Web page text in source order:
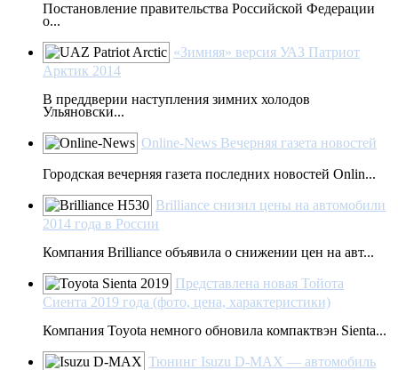
Постановление правительства Российской Федерации
о...
«Зимняя» версия УАЗ Патриот
Арктик 2014
В преддверии наступления зимних холодов
Ульяновски...
Online-News Вечерняя газета новостей
Городская вечерняя газета последних новостей Onlin...
Brilliance снизил цены на автомобили
2014 года в России
Компания Brilliance объявила о снижении цен на авт...
Представлена новая Тойота
Сиента 2019 года (фото, цена, характеристики)
Компания Toyota немного обновила компактвэн Sienta...
Тюнинг Isuzu D-MAX — автомобиль